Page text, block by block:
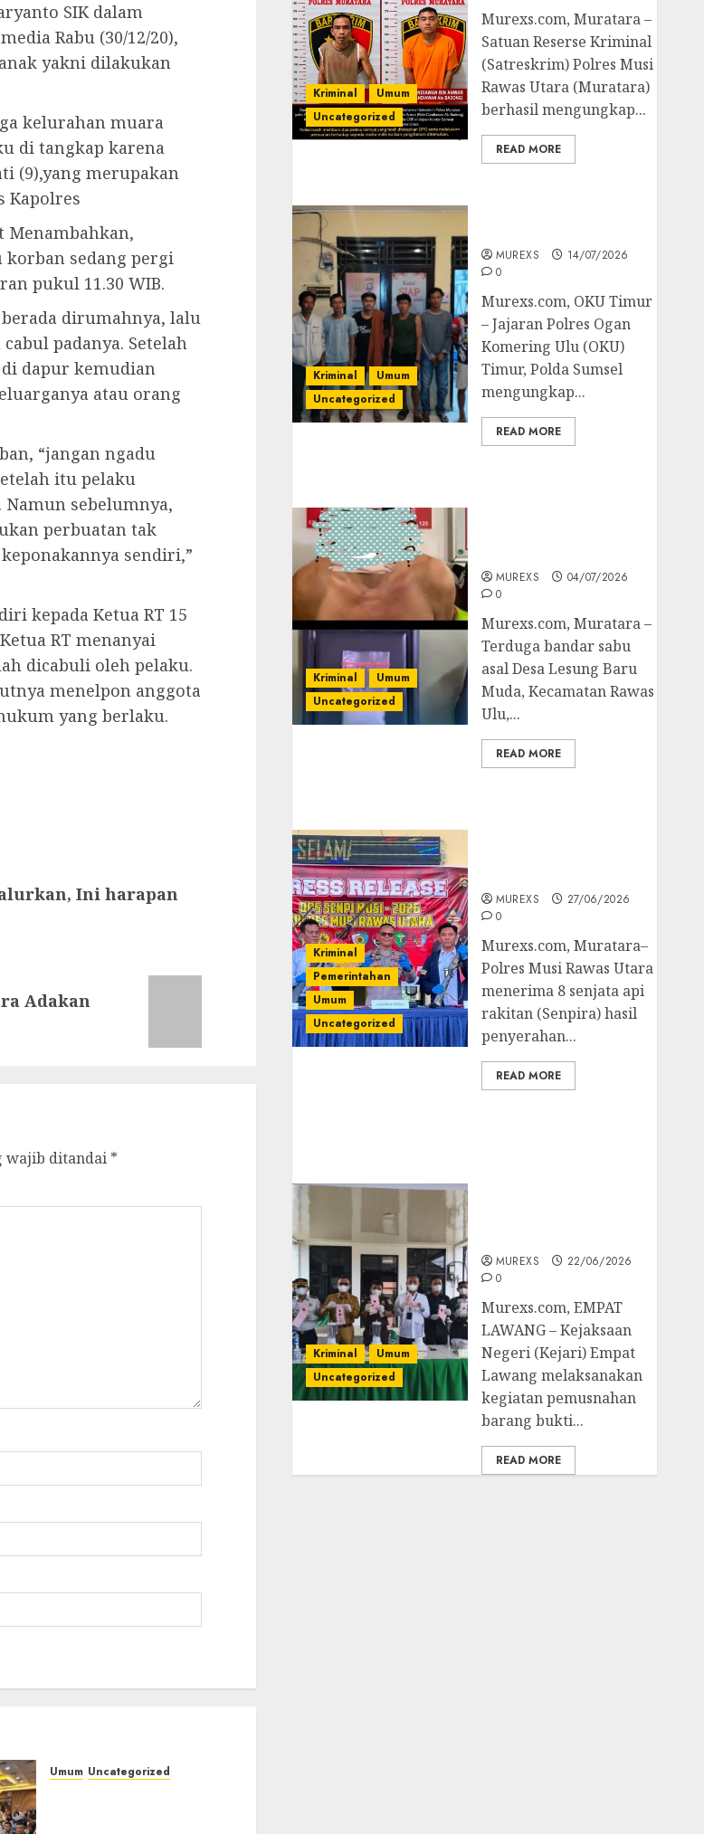
SIK dalam
Rabu (30/12/20),
yakni dilakukan
kelurahan muara
di tangkap karena
(9),yang merupakan
Kapolres
Menambahkan,
korban sedang pergi
pukul 11.30 WIB.
dirumahnya, lalu
padanya. Setelah
dapur kemudian
atau orang
“jangan ngadu
itu pelaku
sebelumnya,
perbuatan tak
sendiri,”
kepada Ketua RT 15
RT menanyai
dicabuli oleh pelaku.
menelpon anggota
yang berlaku.
Ini harapan
Adakan
wajib ditandai *
Umum Uncategorized
Kriminal
Umum
Uncategorized
Murexs.com, Muratara –
Satuan Reserse Kriminal
(Satreskrim) Polres Musi
Rawas Utara (Muratara)
berhasil mengungkap...
READ MORE
Kriminal
Umum
Uncategorized
MUREXS
14/07/2026
0
Murexs.com, OKU Timur
– Jajaran Polres Ogan
Komering Ulu (OKU)
Timur, Polda Sumsel
mengungkap...
READ MORE
Kriminal
Umum
Uncategorized
MUREXS
04/07/2026
0
Murexs.com, Muratara –
Terduga bandar sabu
asal Desa Lesung Baru
Muda, Kecamatan Rawas
Ulu,...
READ MORE
Kriminal
Pemerintahan
Umum
Uncategorized
MUREXS
27/06/2026
0
Murexs.com, Muratara–
Polres Musi Rawas Utara
menerima 8 senjata api
rakitan (Senpira) hasil
penyerahan...
READ MORE
Kriminal
Umum
Uncategorized
MUREXS
22/06/2026
0
‎Murexs.com, EMPAT
LAWANG – Kejaksaan
Negeri (Kejari) Empat
Lawang melaksanakan
kegiatan pemusnahan
barang bukti...
READ MORE